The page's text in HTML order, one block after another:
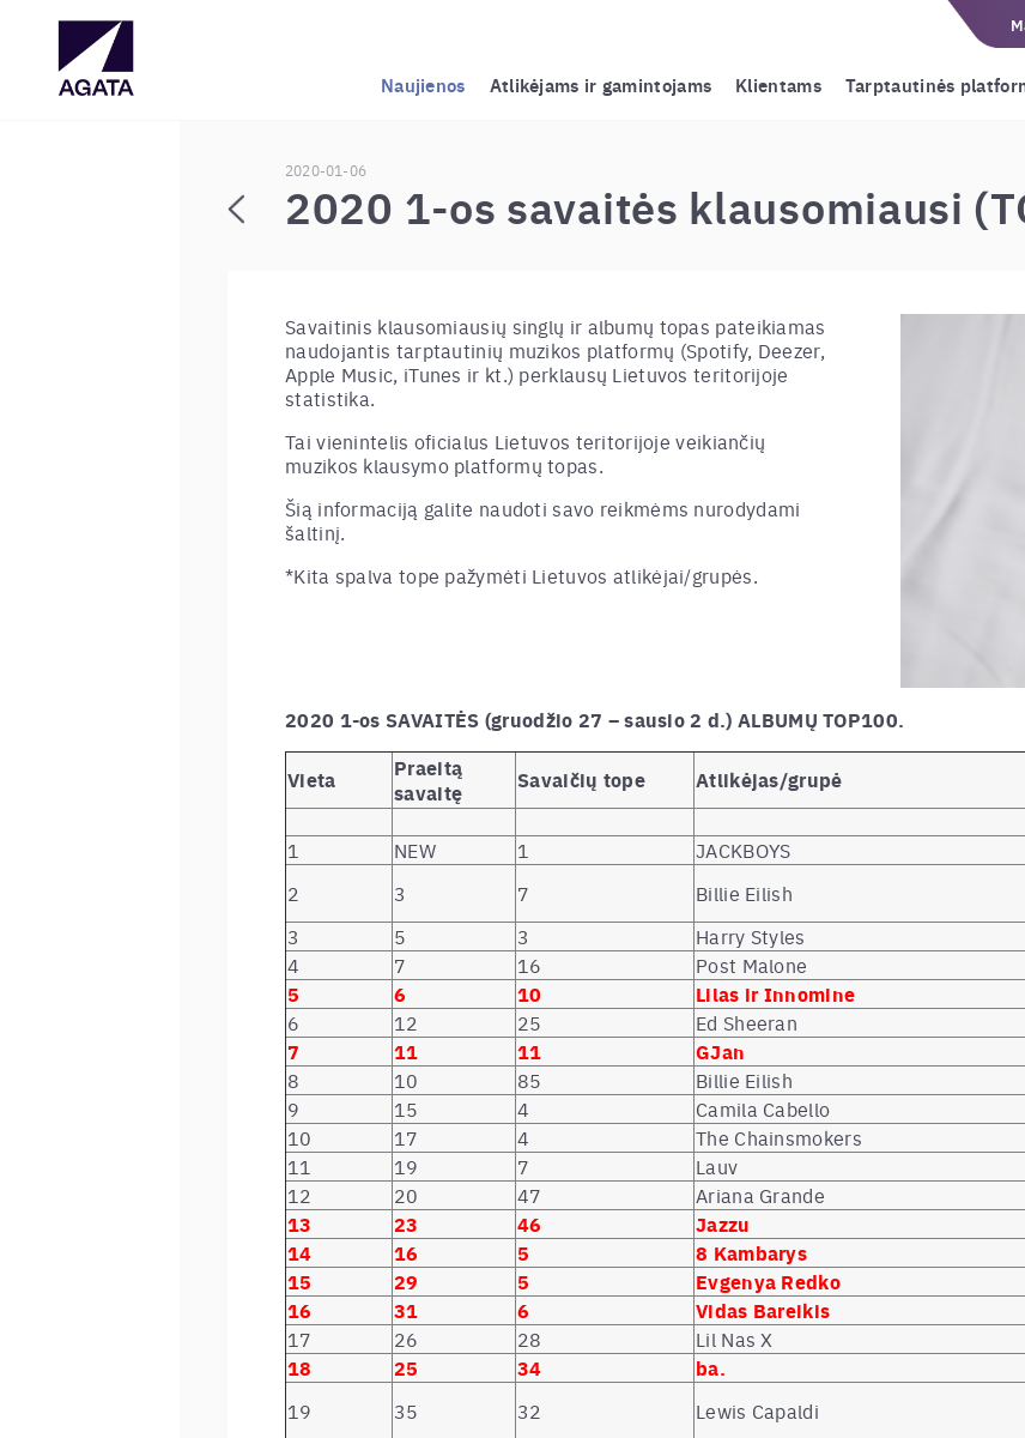
Naujienos Atlikėjams ir gamintojams Klientams Tarptautinės
2020-01-06
2020 1-os savaitės klausomiausi
Savaitinis klausomiausių singlų ir albumų topas pateikiamas
naudojantis tarptautinių muzikos platformų (Spotify, Deezer,
Apple Music, iTunes ir kt.) perklausų Lietuvos teritorijoje
statistika.
Tai vienintelis oficialus Lietuvos teritorijoje veikiančių
muzikos klausymo platformų topas.
Šią informaciją galite naudoti savo reikmėms nurodydami
šaltinį.
*Kita spalva tope pažymėti Lietuvos atlikėjai/grupės.
2020 1-os SAVAITĖS (gruodžio 27 – sausio 2 d.) ALBUMŲ TOP100.
Vieta
Praeitą
savaitę
Savaičių tope Atlikėjas/grupė
1 NEW 1 JACKBOYS
2
3 7 Billie Eilish
3
5 3 Harry Styles
4
7 16 Post Malone
5 6 10 Lilas ir Innomine
6 12 25 Ed Sheeran
7 11 11 GJan
8 10 85 Billie Eilish
9
15 4 Camila Cabello
10
17 4 The Chainsmokers
11
19 7 Lauv
12
20 47 Ariana Grande
13 23 46 Jazzu
14
16 5 8 Kambarys
15
29 5 Evgenya Redko
16
31 6 Vidas Bareikis
17 26 28 Lil Nas X
18 25 34 ba.
19 35 32 Lewis Capaldi